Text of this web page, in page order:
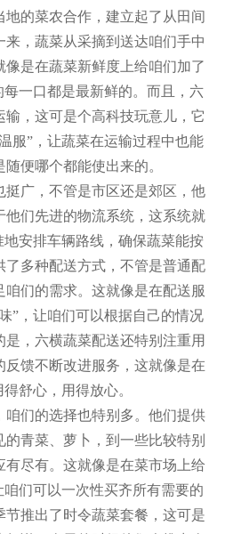
的菜农合作，建立起了从田间
，蔬菜从采摘到送达咱们手中
是在蔬菜新鲜度上给咱们加了
一口都是最新鲜的。而且，六
，这可是个高科技玩意儿，它
服”，让蔬菜在运输过程中也能
便哪个都能使出来的。
挺广，不管是市区还是郊区，他
们先进的物流系统，这系统就
安排车辆路线，确保蔬菜能按
了多种配送方式，不管是普通配
们的需求。这就像是在配送服
”，让咱们可以根据自己的情况
，六横蔬菜配送还特别注重用
反馈不断改进服务，这就像是在
舒心，用得放心。
们的选择也特别多。他们提供
青菜、萝卜，到一些比较特别
尽有。这就像是在菜市场上给
们可以一次性买齐所有需要的
推出了时令蔬菜套餐，这可是